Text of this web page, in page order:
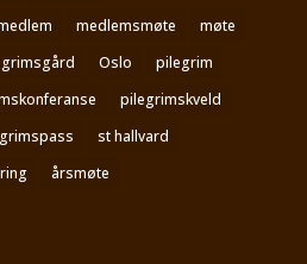
medlemsmøte
møte
Oslo
pilegrim
pilegrimskveld
st hallvard
årsmøte